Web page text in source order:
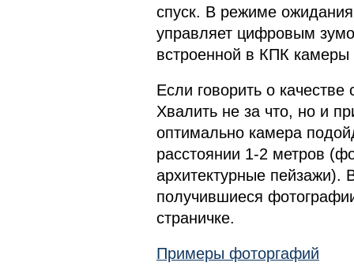
спуск. В режиме
управляет цифровым
встроенной в КПК камеры
Если говорить о
Хвалить не за что, но и
оптимально камера
расстоянии 1-2 метров
архитектурные
получившиеся
страничке.
Примеры фоторгафий